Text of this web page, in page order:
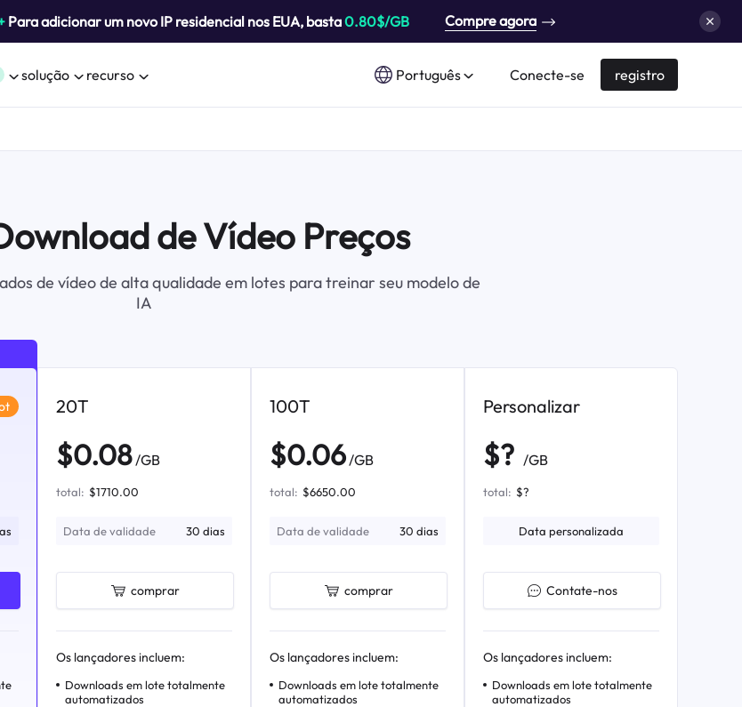
Para adicionar um novo IP residencial nos EUA, basta0.80$/GB Compre agora
solução recurso Português Conecte-se registro
de Vídeo Preços
de vídeo de alta qualidade em lotes para treinar seu modelo de
IA
20T
$0.08/GB
total: $1710.00
Data de validade 30 dias
comprar
Os lançadores incluem:
Downloads em lote totalmente
automatizados
100T
$0.06/GB
total: $6650.00
Data de validade 30 dias
comprar
Os lançadores incluem:
Downloads em lote totalmente
automatizados
Personalizar
$? /GB
total: $?
Data personalizada
Contate-nos
Os lançadores incluem:
Downloads em lote totalmente
automatizados